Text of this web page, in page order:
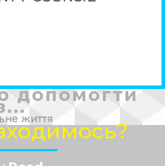
допомогти
життя